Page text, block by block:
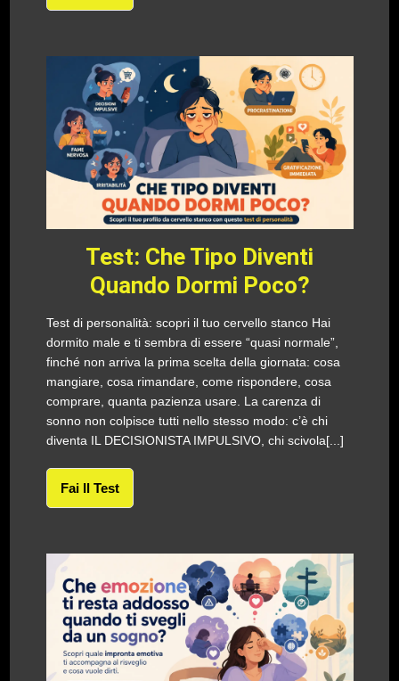
Test: Che Tipo Diventi
Quando Dormi Poco?
Test di personalità: scopri il tuo cervello stanco Hai
dormito male e ti sembra di essere “quasi normale”,
finché non arriva la prima scelta della giornata: cosa
mangiare, cosa rimandare, come rispondere, cosa
comprare, quanta pazienza usare. La carenza di
sonno non colpisce tutti nello stesso modo: c’è chi
diventa IL DECISIONISTA IMPULSIVO, chi scivola[...]
Fai Il Test